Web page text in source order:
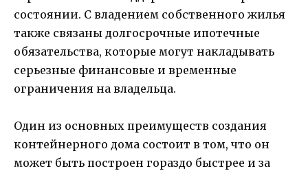
состоянии. С владением собственного жилья
также связаны долгосрочные ипотечные
обязательства, которые могут накладывать
серьезные финансовые и временные
ограничения на владельца.
Один из основных преимуществ создания
контейнерного дома состоит в том, что он
может быть построен гораздо быстрее и за